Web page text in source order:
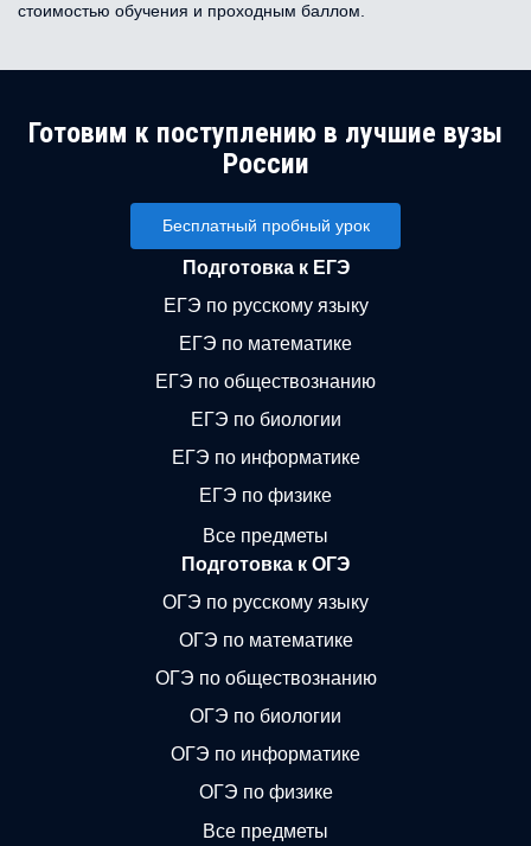
стоимостью обучения и проходным баллом.
Готовим к поступлению в лучшие вузы
России
Бесплатный пробный урок
Подготовка к ЕГЭ
ЕГЭ по русскому языку
ЕГЭ по математике
ЕГЭ по обществознанию
ЕГЭ по биологии
ЕГЭ по информатике
ЕГЭ по физике
Все предметы
Подготовка к ОГЭ
ОГЭ по русскому языку
ОГЭ по математике
ОГЭ по обществознанию
ОГЭ по биологии
ОГЭ по информатике
ОГЭ по физике
Все предметы